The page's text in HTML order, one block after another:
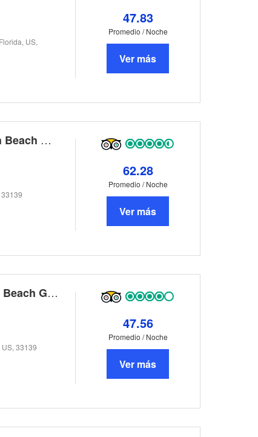
US,
47.83
Promedio / Noche
Ver más
Riviera Suites South Beach, A South Beach Group Hotel
62.28
Promedio / Noche
Ver más
Chesterfield Hotel & Suites, A South Beach Group Hotel
33139
47.56
Promedio / Noche
Ver más